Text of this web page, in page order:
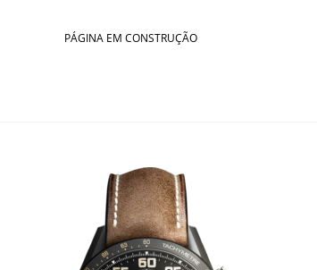
PÁGINA EM CONSTRUÇÃO